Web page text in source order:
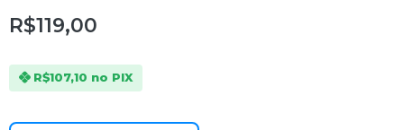
R$119,00
R$107,10 no PIX